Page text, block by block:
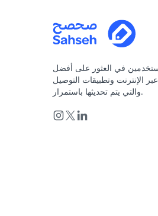
في العثور على أفضل
الإنترنت وتطبيقات التوصيل
والتي يتم تحديثها باستمرار.